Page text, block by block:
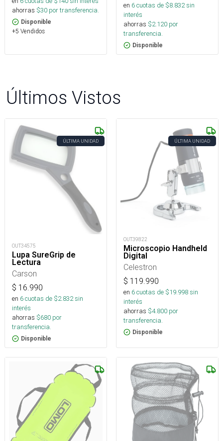
ahorras $30 por transferencia.
Disponible
+5 Vendidos
en 6cuotas de $8.832sin
interés
ahorras $2.120 por
transferencia.
Disponible
Últimos Vistos
ÚLTIMA UNIDAD
OUT34575
Lupa SureGrip de
Lectura
Carson
$ 16.990
en 6cuotas de $2.832sin
interés
ahorras $680 por
transferencia.
Disponible
ÚLTIMA UNIDAD
OUT39822
Microscopio Handheld
Digital
Celestron
$ 119.990
en 6cuotas de $19.998sin
interés
ahorras $4.800 por
transferencia.
Disponible